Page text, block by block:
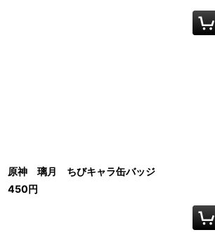
原神 璃月 ちびキャラ缶バッジ
450円